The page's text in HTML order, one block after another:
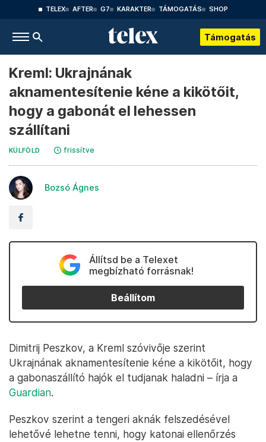
TELEX AFTER G7 KARAKTER TÁMOGATÁS SHOP
Támogatás
Kreml: Ukrajnának
aknamentesítenie kéne a kikötőit,
hogy a gabonát el lehessen
szállítani
KÜLFÖLD frissítve
Bozsó Ágnes
Állítsd be a Telexet
megbízható forrásnak!
Beállítom
Dimitrij Peszkov, a Kreml szóvivője szerint
Ukrajnának aknamentesítenie kéne a kikötőit, hogy
a gabonaszállító hajók el tudjanak haladni – írja a
Guardian.
Peszkov szerint a tengeri aknák felszedésével
lehetővé lehetne tenni, hogy katonai ellenőrzés